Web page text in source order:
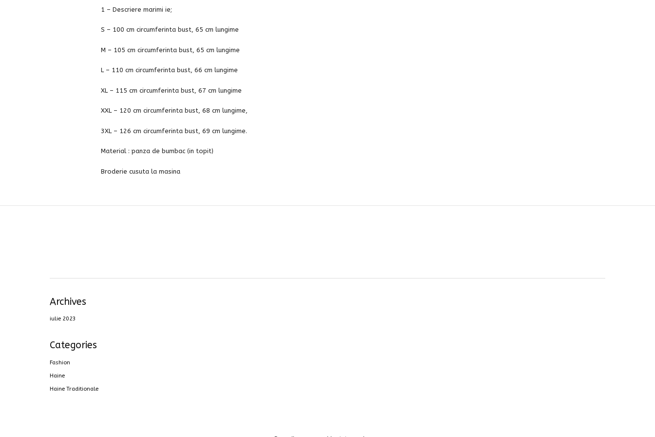
1 – Descriere marimi ie;
S – 100 cm circumferinta bust, 65 cm lungime
M – 105 cm circumferinta bust, 65 cm lungime
L – 110 cm circumferinta bust, 66 cm lungime
XL – 115 cm circumferinta bust, 67 cm lungime
XXL – 120 cm circumferinta bust, 68 cm lungime,
3XL – 126 cm circumferinta bust, 69 cm lungime.
Material : panza de bumbac (in topit)
Broderie cusuta la masina
Archives
iulie 2023
Categories
Fashion
Haine
Haine Traditionale